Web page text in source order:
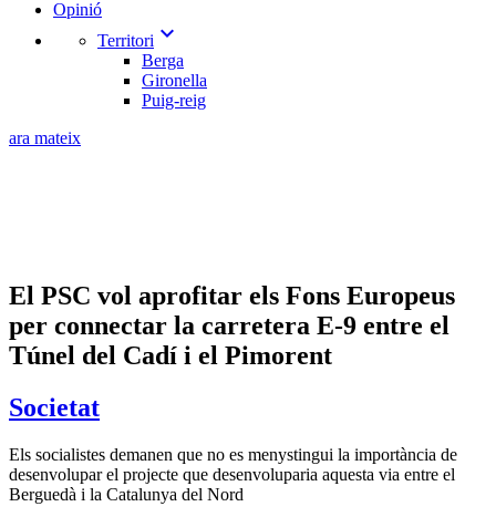
Opinió
Territori expand_more
Berga
Gironella
Puig-reig
ara mateix
El PSC vol aprofitar els Fons Europeus
per connectar la carretera E-9 entre el
Túnel del Cadí i el Pimorent
Societat
Els socialistes demanen que no es menystingui la importància de
desenvolupar el projecte que desenvoluparia aquesta via entre el
Berguedà i la Catalunya del Nord